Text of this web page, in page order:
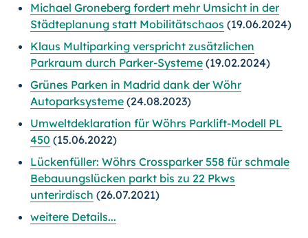
Michael Groneberg fordert mehr Umsicht in der
Städteplanung statt Mobilitätschaos (19.06.2024)
Klaus Multiparking verspricht zusätzlichen
Parkraum durch Parker-Systeme (19.02.2024)
Grünes Parken in Madrid dank der Wöhr
Autoparksysteme (24.08.2023)
Umweltdeklaration für Wöhrs Parklift-Modell PL
450 (15.06.2022)
Lückenfüller: Wöhrs Crossparker 558 für schmale
Bebauungslücken parkt bis zu 22 Pkws
unterirdisch (26.07.2021)
weitere Details...